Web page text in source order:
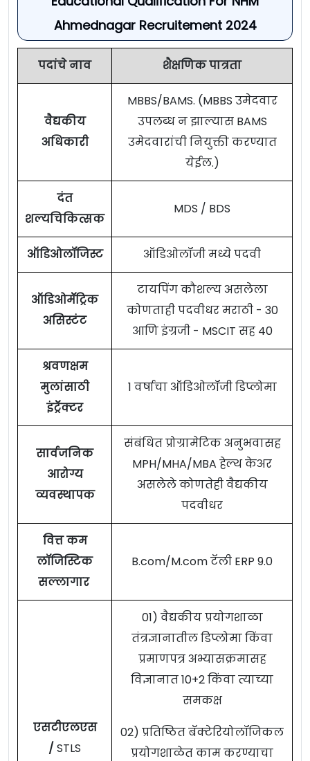
Ahmednagar Recruitement 2024
पदांचे नाव शैक्षणिक पात्रता
वैद्यकीय
अधिकारी
MBBS/BAMS. (MBBS उमेदवार
उपलब्ध न झाल्यास BAMS
उमेदवारांची नियुक्ती करण्यात
येईल.)
दंत
शल्यचिकित्सक
MDS / BDS
ऑडिओलॉजिस्ट ऑडिओलॉजी मध्ये पदवी
ऑडिओमॅट्रिक
असिस्टंट
टायपिंग कौशल्य असलेला
कोणताही पदवीधर मराठी - 30
आणि इंग्रजी - MSCIT सह 40
श्रवणक्षम
मुलांसाठी
इंट्रॅक्टर
1 वर्षाचा ऑडिओलॉजी डिप्लोमा
सार्वजनिक
आरोग्य
व्यवस्थापक
संबंधित प्रोग्रामेटिक अनुभवासह
MPH/MHA/MBA हेल्थ केअर
असलेले कोणतेही वैद्यकीय
पदवीधर
वित्त कम
लॉजिस्टिक
सल्लागार
B.com/M.com टॅली ERP 9.0
एसटीएलएस
/ STLS
01) वैद्यकीय प्रयोगशाळा
तंत्रज्ञानातील डिप्लोमा किंवा
प्रमाणपत्र अभ्यासक्रमासह
विज्ञानात 10+2 किंवा त्याच्या
समकक्ष
02) प्रतिष्ठित बॅक्टेरियोलॉजिकल
प्रयोगशाळेत काम करण्याचा